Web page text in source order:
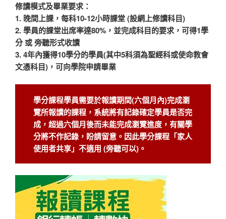
修讀模式及畢業要求：
1. 晚間上課，每科10-12小時課堂 (設網上修讀科目)
2. 學員的課堂出席率達80%，並完成科目的要求，可得1學
分 或 旁聽形式收讀
3. 4年內獲得10學分的學員(其中5科須為聖經科或使命教會
文憑科目)，可向學院申請畢業
學分課程學員需要於報讀期間(六個月內)完成瀏
覽所報讀的課程，系統將有記錄確定學員是否完
成，超過六個月後而未能完成瀏覽進度，有關學
分將不作記錄，盼請留意。因此學分課程「家人
使用者共享」不適用 (旁聽可以)。